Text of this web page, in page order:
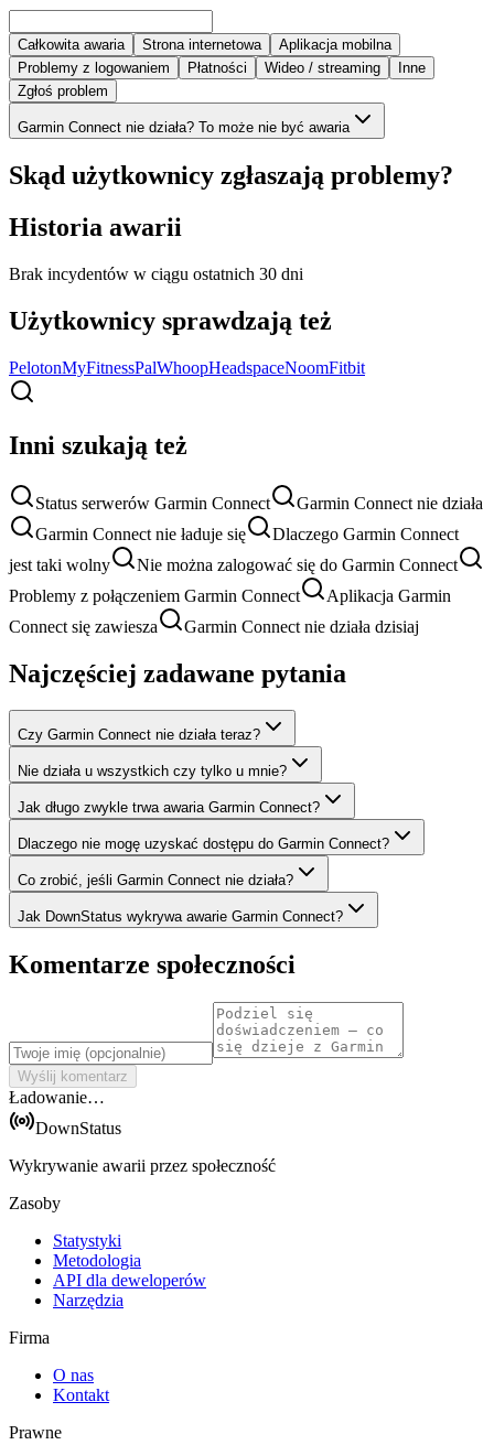
Całkowita awaria Strona internetowa
Aplikacja mobilna
Problemy z logowaniem
Płatności Wideo / streaming
Inne
Zgłoś problem
Garmin Connect nie działa? To może nie być awaria
Skąd użytkownicy zgłaszają problemy?
Historia awarii
Brak incydentów w ciągu ostatnich 30 dni
Użytkownicy sprawdzają też
PelotonMyFitnessPalWhoopHeadspaceNoomFitbit
Inni szukają też
Status serwerów Garmin Connect
Garmin Connect nie działa
Garmin Connect nie ładuje się
Dlaczego Garmin Connect
jest taki wolny
Nie można zalogować się do Garmin Connect
Problemy z połączeniem Garmin Connect
Aplikacja Garmin
Connect się zawiesza
Garmin Connect nie działa dzisiaj
Najczęściej zadawane pytania
Czy Garmin Connect nie działa teraz?
Nie działa u wszystkich czy tylko u mnie?
Jak długo zwykle trwa awaria Garmin Connect?
Dlaczego nie mogę uzyskać dostępu do Garmin Connect?
Co zrobić, jeśli Garmin Connect nie działa?
Jak DownStatus wykrywa awarie Garmin Connect?
Komentarze społeczności
Wyślij komentarz
Ładowanie…
DownStatus
Wykrywanie awarii przez społeczność
Zasoby
Statystyki
Metodologia
API dla deweloperów
Narzędzia
Firma
O nas
Kontakt
Prawne